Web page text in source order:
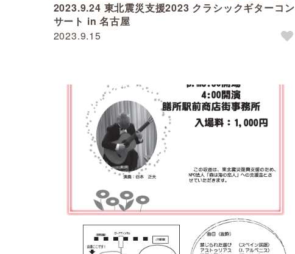
2023.9.15
2023.9.24 東北震災支援2023 クラシックギターコン
サート in 名古屋